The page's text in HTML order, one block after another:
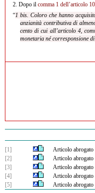
2. Dopo il comma 1 dell’articolo
“1 bis. Coloro che hanno
anzianità contributiva di
cento di cui all’articolo 4,
monetaria né corresponsione
[1] Articolo abrogato
[2]
Articolo abrogato
[3]
Articolo abrogato
[4]
Articolo abrogato
[5]
Articolo abrogato